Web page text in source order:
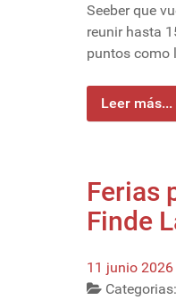
Seeber que
reunir hasta
puntos como
Leer más...
Ferias
Finde
11 junio 2026
Categorias: